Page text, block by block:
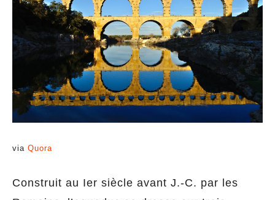
via Quora
Construit au Ier siècle avant J.-C. par les